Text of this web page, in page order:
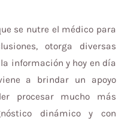
se nutre el médico para
otorga diversas
información y hoy en día
a brindar un apoyo
procesar mucho más
dinámico y con